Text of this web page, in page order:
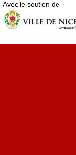
Avec le soutien de